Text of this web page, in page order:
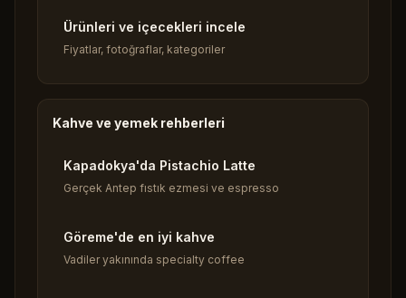
Ürünleri ve içecekleri incele
Fiyatlar, fotoğraflar, kategoriler
Kahve ve yemek rehberleri
Kapadokya'da Pistachio Latte
Gerçek Antep fıstık ezmesi ve espresso
Göreme'de en iyi kahve
Vadiler yakınında specialty coffee